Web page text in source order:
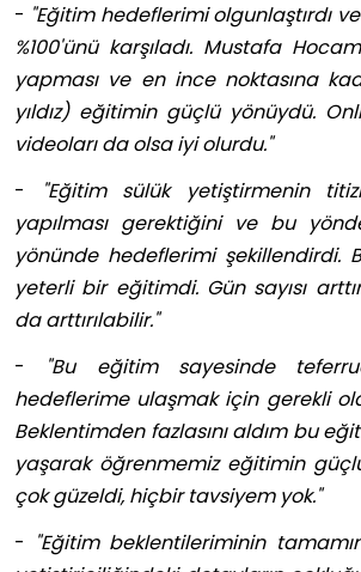
- "Eğitim hedeflerimi olgunlaştırdı
%100'ünü karşıladı. Mustafa
yapması ve en ince noktasına
yıldız) eğitimin güçlü yönüydü.
videoları da olsa iyi olurdu."
-
"Eğitim sülük yetiştirmenin
yapılması gerektiğini ve bu
yönünde hedeflerimi şekillendirdi.
yeterli bir eğitimdi. Gün sayısı
da arttırılabilir."
-
"Bu eğitim sayesinde
hedeflerime ulaşmak için gerekli
Beklentimden fazlasını aldım bu
yaşarak öğrenmemiz eğitimin
çok güzeldi, hiçbir tavsiyem yok."
- "Eğitim beklentileriminin